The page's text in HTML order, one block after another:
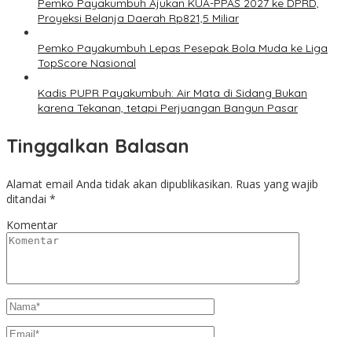
Pemko Payakumbuh Ajukan KUA-PPAS 2027 ke DPRD,
Proyeksi Belanja Daerah Rp821,5 Miliar
Pemko Payakumbuh Lepas Pesepak Bola Muda ke Liga
TopScore Nasional
Kadis PUPR Payakumbuh: Air Mata di Sidang Bukan
karena Tekanan, tetapi Perjuangan Bangun Pasar
Tinggalkan Balasan
Alamat email Anda tidak akan dipublikasikan. Ruas yang wajib
ditandai *
Komentar